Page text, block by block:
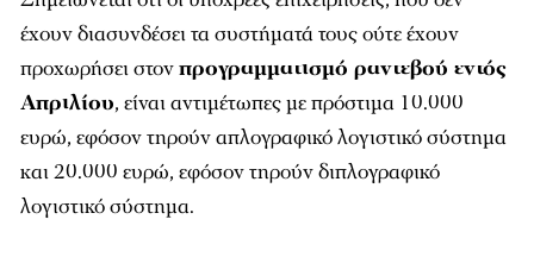
έχουν διασυνδέσει τα συστήματά τους ούτε έχουν
προχωρήσει στονπρογραμματισμό ραντεβού εντός
Απριλίου, είναι αντιμέτωπες με πρόστιμα 10.000
ευρώ, εφόσον τηρούν απλογραφικό λογιστικό σύστημα
και 20.000 ευρώ, εφόσον τηρούν διπλογραφικό
λογιστικό σύστημα.